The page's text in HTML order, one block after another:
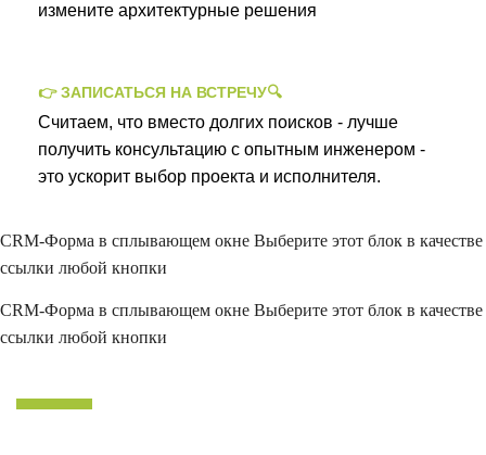
измените архитектурные решения
👉 ЗАПИСАТЬСЯ НА ВСТРЕЧУ🔍
Считаем, что вместо долгих поисков - лучше
получить консультацию с опытным инженером -
это ускорит выбор проекта и исполнителя.
CRM-Форма в сплывающем окне Выберите этот блок в качестве
ссылки любой кнопки
CRM-Форма в сплывающем окне Выберите этот блок в качестве
ссылки любой кнопки